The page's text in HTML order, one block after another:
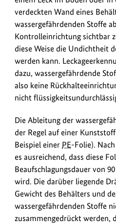
verdeckten Wand eines
wassergefährdenden Stoffe
Kontrolleinrichtung sichtbar
diese Weise die Undichtheit
werden kann.
dazu, wassergefährdende
also keine
nicht
Die Ableitung der
der Regel auf einer
Beispiel einer PE-Folie).
es ausreichend, dass diese
Beaufschlagungsdauer von
wird. Die darüber liegende
Gewicht des Behälters und
wassergefährdenden Stoffe
zusammengedrückt werden,